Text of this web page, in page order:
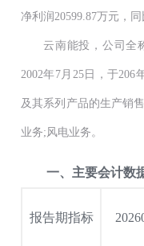
净利润20599.87万元，
云南能投，公司全
2002年7月25日，于206
及其系列产品的生产销
业务;风电业务。
一、主要会计数
报告期指标